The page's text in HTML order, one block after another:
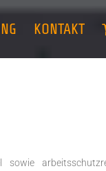
KONTAKT